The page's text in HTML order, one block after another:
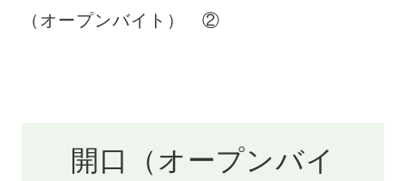
（オープンバイト） ②
開口（オープンバイ